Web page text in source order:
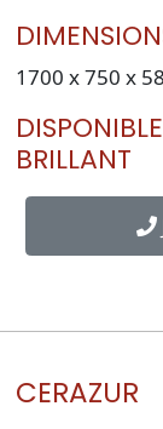
1700 x 750 x
BRILLANT
CERAZUR